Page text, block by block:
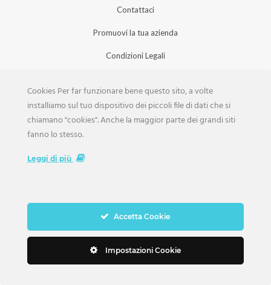
Contattaci
Promuovi la tua azienda
Condizioni Legali
Iscrizione Aziende
Scarica la Rivista
Cookies Per far funzionare bene questo sito, a volte
installiamo sul tuo dispositivo dei piccoli file di dati che si
chiamano "cookies". Anche la maggior parte dei grandi siti
fanno lo stesso.
Leggi di più
Accetta Cookie
Impostazioni Cookie